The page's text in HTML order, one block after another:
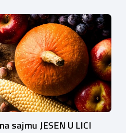
centru na Zagrebačkom
godine okupiti groomere,
njegu pasa iz cijele Hrvatske,
sajmu JESEN U LICI